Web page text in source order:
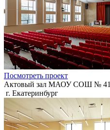
Посмотреть проект
Актовый зал МАОУ СОШ № 41
г. Екатеринбург